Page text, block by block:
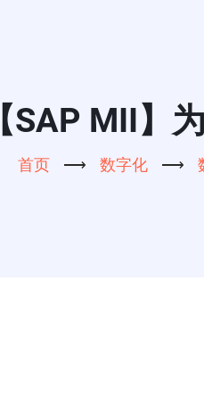
【SAP MII】
首页 ⟶ 数字化 ⟶